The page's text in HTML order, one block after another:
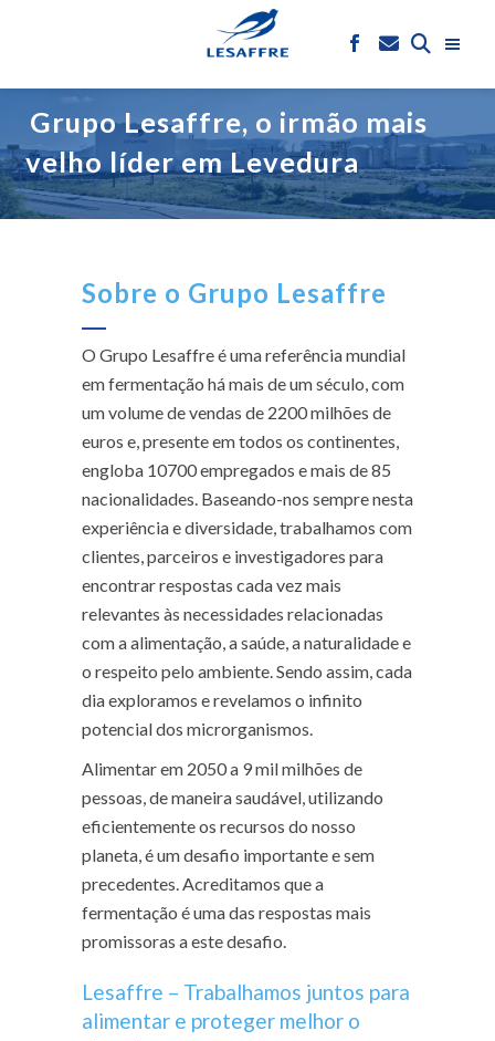
Grupo Lesaffre, o irmão mais
velho líder em Levedura
Sobre o Grupo Lesaffre
O Grupo Lesaffre é uma referência mundial
em fermentação há mais de um século, com
um volume de vendas de 2200 milhões de
euros e, presente em todos os continentes,
engloba 10700 empregados e mais de 85
nacionalidades. Baseando-nos sempre nesta
experiência e diversidade, trabalhamos com
clientes, parceiros e investigadores para
encontrar respostas cada vez mais
relevantes às necessidades relacionadas
com a alimentação, a saúde, a naturalidade e
o respeito pelo ambiente. Sendo assim, cada
dia exploramos e revelamos o infinito
potencial dos microrganismos.
Alimentar em 2050 a 9 mil milhões de
pessoas, de maneira saudável, utilizando
eficientemente os recursos do nosso
planeta, é um desafio importante e sem
precedentes. Acreditamos que a
fermentação é uma das respostas mais
promissoras a este desafio.
Lesaffre – Trabalhamos juntos para
alimentar e proteger melhor o